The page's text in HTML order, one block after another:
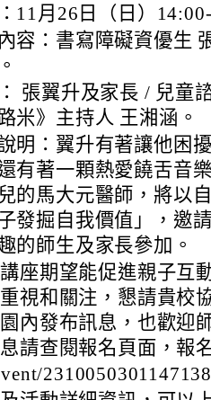
11月26日（日）
容：書寫障礙資優生
張翼升及家長 / 兒童
米》主持人 王湘涵。
明：翼升有著讓他困
有著一顆熱愛饒舌音
的馬大元醫師，將以
發掘自我價值」，邀
的師生及家長參加。
座期望能促進親子互
視和關注，懇請貴校
內發布訊息，也歡迎
請查閱報名頁面，報